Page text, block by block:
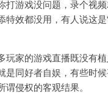
打游戏没问题，录个视
特效都没用，有人说这
家的游戏直播既没有植
是同好者自娱，有些时
谓侵权的客观结果。